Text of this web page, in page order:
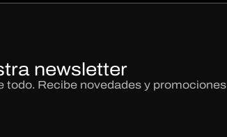
newsletter
todo. Recibe novedades y promociones